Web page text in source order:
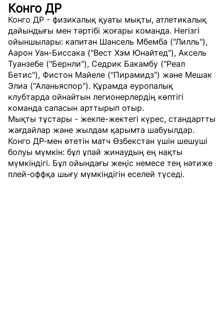
Конго ДР
Конго ДР - физикалық қуаты мықты, атлетикалық
дайындығы мен тәртібі жоғары команда. Негізгі
ойыншылары: капитан Шансель Мбемба ("Лилль"),
Аарон Уан-Биссака ("Вест Хэм Юнайтед"), Аксель
Туанзебе ("Бернли"), Седрик Бакамбу ("Реал
Бетис"), Фистон Майеле ("Пирамидз") және Мешак
Элиа ("Аланьяспор"). Құрамда еуропалық
клубтарда ойнайтын легионерлердің көптігі
команда сапасын арттырып отыр.
Мықты тұстары - жекпе-жектегі күрес, стандартты
жағдайлар және жылдам қарымта шабуылдар.
Конго ДР-мен өтетін матч Өзбекстан үшін шешуші
болуы мүмкін: бұл ұпай жинаудың ең нақты
мүмкіндігі. Бұл ойындағы жеңіс немесе тең нәтиже
плей-оффқа шығу мүмкіндігін еселей түседі.